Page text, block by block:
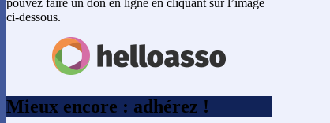
pouvez faire un don en ligne en cliquant sur l’image
ci-dessous.
Mieux encore : adhérez !